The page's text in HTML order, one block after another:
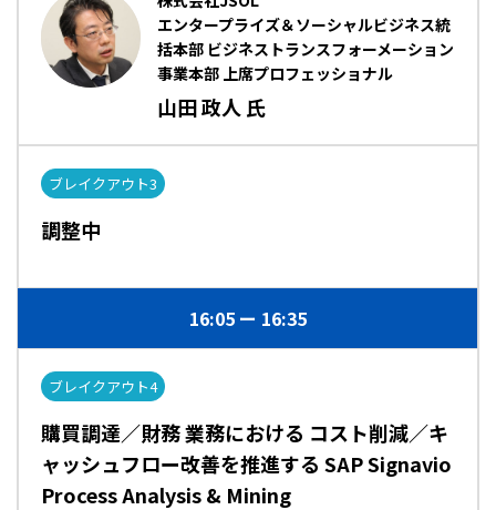
エンタープライズ＆ソーシャルビジネス統
括本部 ビジネストランスフォーメーション
事業本部 上席プロフェッショナル
山田 政人 氏
ブレイクアウト3
調整中
16:05 16:35
ブレイクアウト4
購買調達／財務 業務における コスト削減／キ
ャッシュフロー改善を推進する SAP Signavio
Process Analysis & Mining